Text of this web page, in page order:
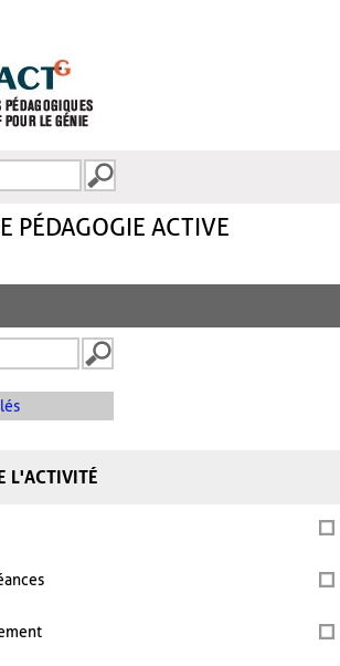
PÉDAGOGIE ACTIVE
L'ACTIVITÉ